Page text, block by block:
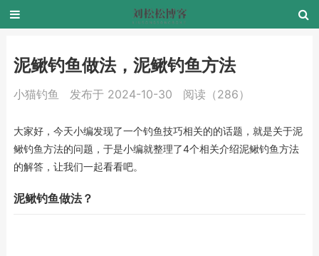
泥鳅钓鱼做法，泥鳅钓鱼方法
小猫钓鱼 发布于 2024-10-30 阅读（286）
大家好，今天小编发现了一个钓鱼技巧相关的的话题，就是关于泥
鳅钓鱼方法的问题，于是小编就整理了4个相关介绍泥鳅钓鱼方法
的解答，让我们一起看看吧。
泥鳅钓鱼做法？